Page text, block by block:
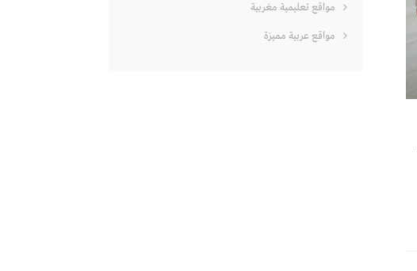
مواقع تعليمية مغربية
مواقع عربية مميزة